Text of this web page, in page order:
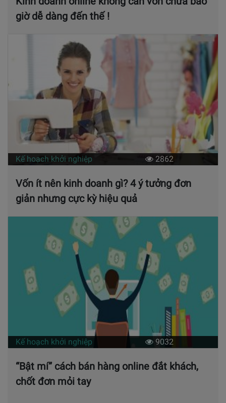
giờ dễ dàng đến thế !
Kế hoạch khởi nghiệp 2862
Vốn ít nên kinh doanh gì? 4 ý tưởng đơn
giản nhưng cực kỳ hiệu quả
Kế hoạch khởi nghiệp 9032
“Bật mí” cách bán hàng online đắt khách,
chốt đơn mỏi tay